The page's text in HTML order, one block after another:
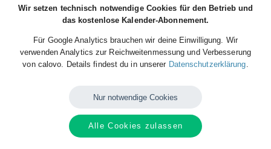
VerfügbareKalendervonOstekugel
Wir setzen technisch notwendige Cookies für den Betrieb und
das kostenlose Kalender-Abonnement.
Für Google Analytics brauchen wir deine Einwilligung. Wir
verwenden Analytics zur Reichweitenmessung und Verbesserung
von calovo. Details findest du in unserer Datenschutzerklärung
Nur notwendige Cookies
Alle Cookies zulassen